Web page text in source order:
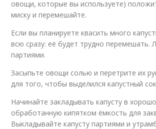
овощи, которые вы используете)
миску и перемешайте.
Если вы планируете квасить много
всю сразу: её будет трудно перемешать.
партиями.
Засыпьте овощи солью и перетрите их
для того, чтобы выделился капустный
Начинайте закладывать капусту в
обработанную кипятком ёмкость для
Выкладывайте капусту партиями и